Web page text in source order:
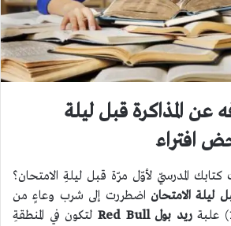
عن المذاكرة قبل ليلة
افتراء
المدرسيّ لأوّل مرّة قبل ليلةِ الامتحان؟
ليلة الامتحان اضطررت إلى شرب وعاءٍ من
) علبةريد بول Red Bull لتكون في المنطقةِ